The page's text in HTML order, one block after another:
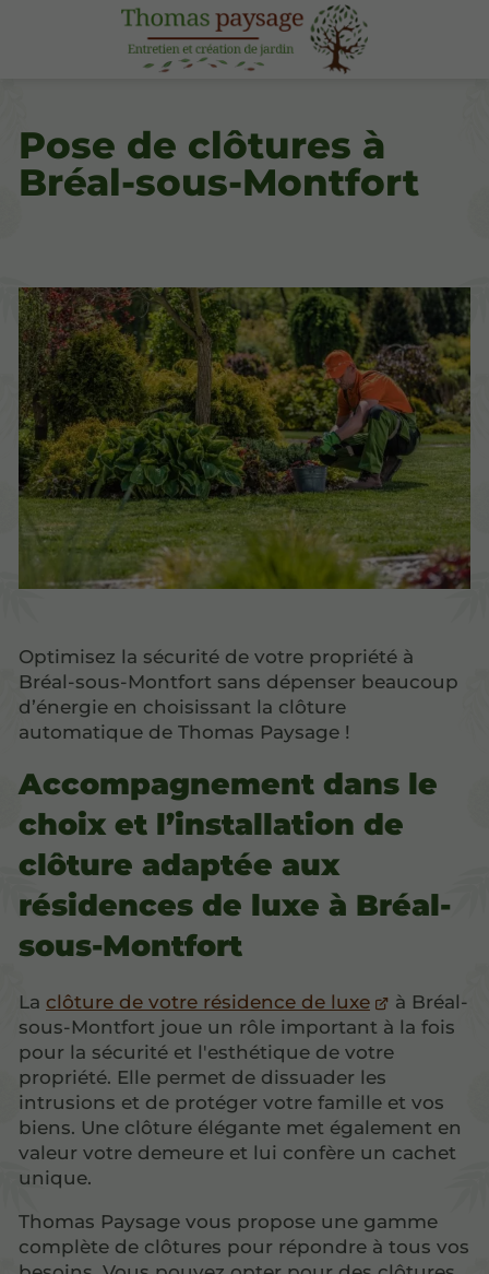
Pose de clôtures à
Bréal-sous-Montfort
Optimisez la sécurité de votre propriété à
Bréal-sous-Montfort sans dépenser beaucoup
d’énergie en choisissant la clôture
automatique de Thomas Paysage !
Accompagnement dans le
choix et l’installation de
clôture adaptée aux
résidences de luxe à Bréal-
sous-Montfort
La clôture de votre résidence de luxe
à Bréal-
sous-Montfort joue un rôle important à la fois
pour la sécurité et l'esthétique de votre
propriété. Elle permet de dissuader les
intrusions et de protéger votre famille et vos
biens. Une clôture élégante met également en
valeur votre demeure et lui confère un cachet
unique.
Thomas Paysage vous propose une gamme
complète de clôtures pour répondre à tous vos